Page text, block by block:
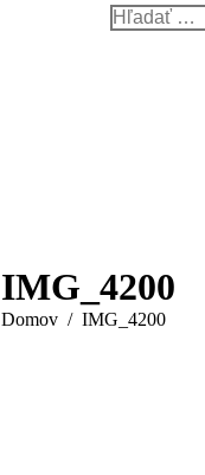
Search:
IMG_4200
You are here:
Domov IMG_4200